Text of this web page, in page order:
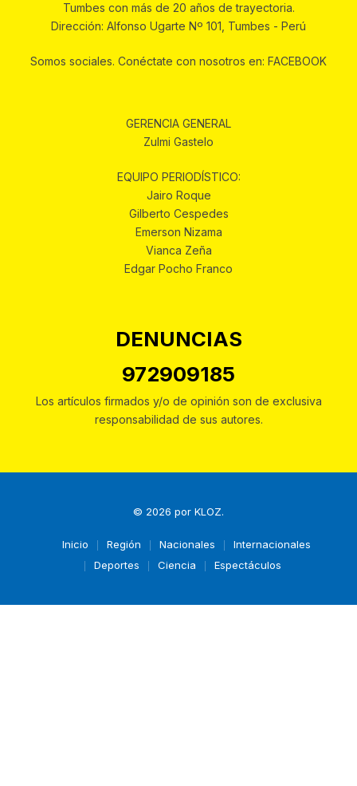
Tumbes con más de 20 años de trayectoria.
Dirección: Alfonso Ugarte Nº 101, Tumbes - Perú
Somos sociales. Conéctate con nosotros en: FACEBOOK
GERENCIA GENERAL
Zulmi Gastelo
EQUIPO PERIODÍSTICO:
Jairo Roque
Gilberto Cespedes
Emerson Nizama
Vianca Zeña
Edgar Pocho Franco
DENUNCIAS
972909185
Los artículos firmados y/o de opinión son de exclusiva
responsabilidad de sus autores.
© 2026 por KLOZ.
Inicio Región Nacionales
Internacionales
Deportes
Ciencia Espectáculos